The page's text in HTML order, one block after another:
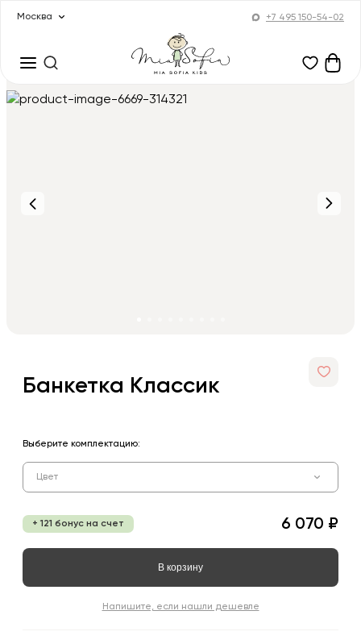
Москва +7 495 150-54-02
Банкетка Классик
Выберите комплектацию:
Цвет
+ 121 бонус на счет 6 070 ₽
В корзину
Напишите, если нашли дешевле